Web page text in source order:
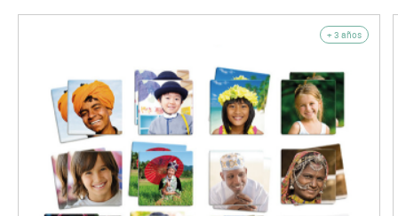
+ 3 años